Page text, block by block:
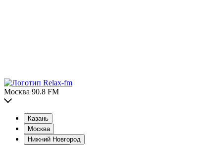
Москва 90.8 FM
Казань
Москва
Нижний Новгород